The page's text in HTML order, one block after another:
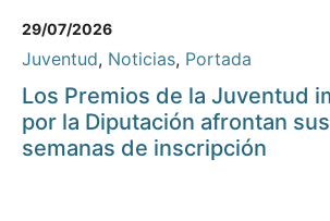
29/07/2026
Juventud, Noticias, Portada
Los Premios de la Juventud
por la Diputación afrontan
semanas de inscripción